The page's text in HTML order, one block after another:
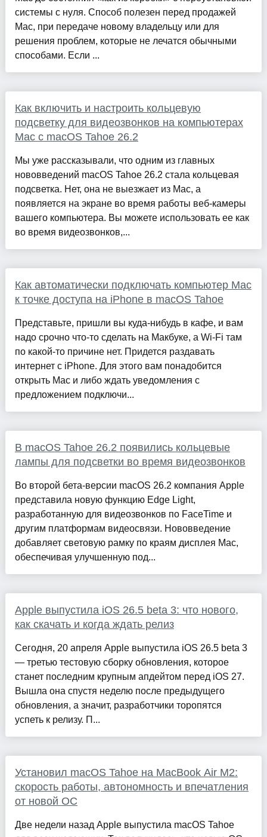
системы с нуля. Способ полезен перед продажей
Mac, при передаче новому владельцу или для
решения проблем, которые не лечатся обычными
способами. Если ...
Как включить и настроить кольцевую
подсветку для видеозвонков на компьютерах
Mac с macOS Tahoe 26.2
Мы уже рассказывали, что одним из главных
нововведений macOS Tahoe 26.2 стала кольцевая
подсветка. Нет, она не выезжает из Mac, а
появляется на экране во время работы веб-камеры
вашего компьютера. Вы можете использовать ее как
во время видеозвонков,...
Как автоматически подключать компьютер Mac
к точке доступа на iPhone в macOS Tahoe
Представьте, пришли вы куда-нибудь в кафе, и вам
надо срочно что-то сделать на Макбуке, а Wi-Fi там
по какой-то причине нет. Придется раздавать
интернет с iPhone. Для этого вам понадобится
открыть Mac и либо ждать уведомления с
предложением подключи...
В macOS Tahoe 26.2 появились кольцевые
лампы для подсветки во время видеозвонков
Во второй бета-версии macOS 26.2 компания Apple
представила ​​новую функцию Edge Light,
разработанную для видеозвонков по FaceTime и
другим платформам видеосвязи. Нововведение
добавляет световую рамку по краям дисплея Mac,
обеспечивая улучшенную под...
Apple выпустила iOS 26.5 beta 3: что нового,
как скачать и когда ждать релиз
Сегодня, 20 апреля Apple выпустила iOS 26.5 beta 3
— третью тестовую сборку обновления, которое
станет последним крупным апдейтом перед iOS 27.
Вышла она спустя неделю после предыдущего
обновления, а значит, разработчики торопятся
успеть к релизу. П...
Установил macOS Tahoe на MacBook Air M2:
скорость работы, автономность и впечатления
от новой ОС
Две недели назад Apple выпустила macOS Tahoe